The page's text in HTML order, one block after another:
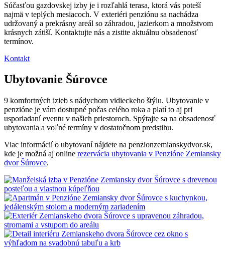
Súčasťou gazdovskej izby je i rozľahlá terasa, ktorá vás poteší
najmä v teplých mesiacoch. V exteriéri penziónu sa nachádza
udržovaný a prekrásny areál so záhradou, jazierkom a množstvom
krásnych zátiší. Kontaktujte nás a zistite aktuálnu obsadenosť
termínov.
Kontakt
Ubytovanie Šúrovce
9 komfortných izieb s nádychom vidieckeho štýlu. Ubytovanie v
penzióne je vám dostupné počas celého roka a platí to aj pri
usporiadaní eventu v našich priestoroch. Spýtajte sa na obsadenosť
ubytovania a voľné termíny v dostatočnom predstihu.
Viac informácií o ubytovaní nájdete na penzionzemianskydvor.sk,
kde je možná aj online rezervácia ubytovania v Penzióne Zemiansky
dvor Šúrovce.